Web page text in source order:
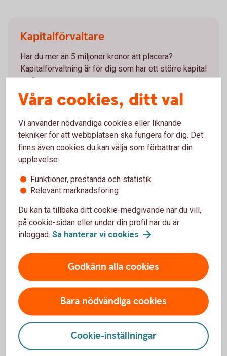
Kapitalförvaltare
Har du mer än 5 miljoner kronor att placera?
Kapitalförvaltning är för dig som har ett större kapital
att förvalta. Du bestämmer själv hur delaktig du vill
vara.
Våra värdepapperstjänster
tjänster
Vi har värdepapperstjänster för olika behov.
Vilken passar dig?
Våra cookies, ditt val
Vi använder nödvändiga cookies eller liknande
tekniker för att webbplatsen ska fungera för dig. Det
finns även cookies du kan välja som förbättrar din
upplevelse:
Funktioner, prestanda och statistik
Relevant marknadsföring
Du kan ta tillbaka ditt cookie-medgivande när du vill,
på cookie-sidan eller under din profil när du är
inloggad. Så hanterar vi cookies .
Godkänn alla cookies
Bara nödvändiga cookies
Cookie-inställningar